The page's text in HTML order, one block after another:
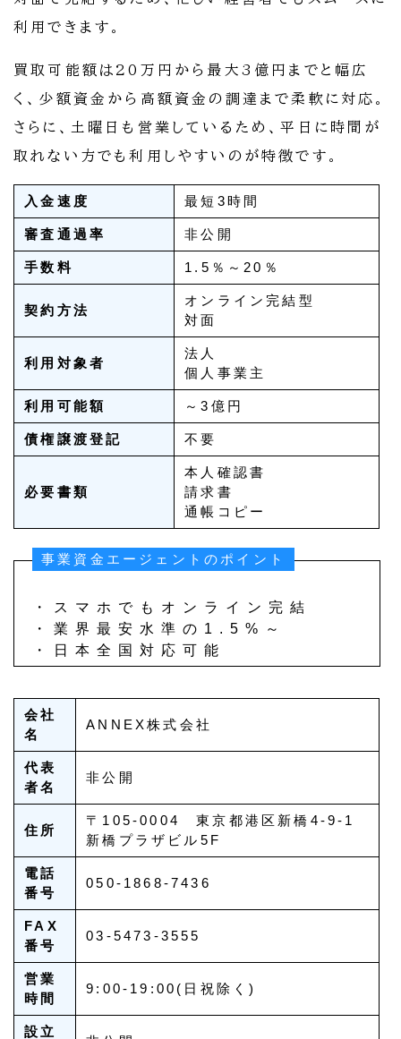
利用できます。
買取可能額は20万円から最大3億円までと幅広
く、少額資金から高額資金の調達まで柔軟に対応。
さらに、土曜日も営業しているため、平日に時間が
取れない方でも利用しやすいのが特徴です。
入金速度 最短3時間
審査通過率 非公開
手数料 1.5％～20％
契約方法
オンライン完結型
対面
利用対象者
法人
個人事業主
利用可能額 ～3億円
債権譲渡登記 不要
必要書類
本人確認書
請求書
通帳コピー
事業資金エージェントのポイント
・スマホでもオンライン完結
・業界最安水準の1.5%～
・日本全国対応可能
会社
名
ANNEX株式会社
代表
者名
非公開
住所
〒105-0004 東京都港区新橋4-9-1
新橋プラザビル5F
電話
番号
050-1868-7436
FAX
番号
03-5473-3555
営業
時間
9:00-19:00(日祝除く)
設立